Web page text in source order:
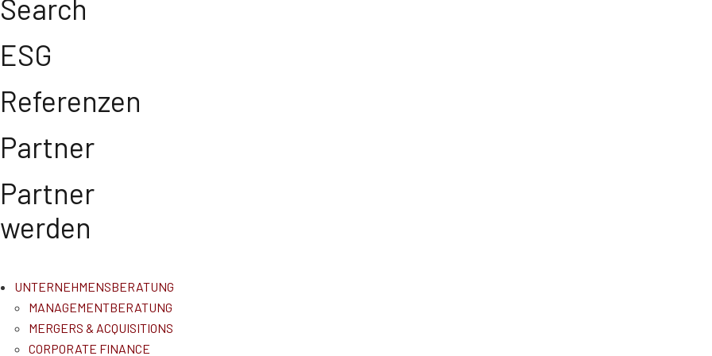
Search
ESG
Referenzen
Partner
Partner
werden
UNTERNEHMENSBERATUNG
MANAGEMENTBERATUNG
MERGERS & ACQUISITIONS
CORPORATE FINANCE